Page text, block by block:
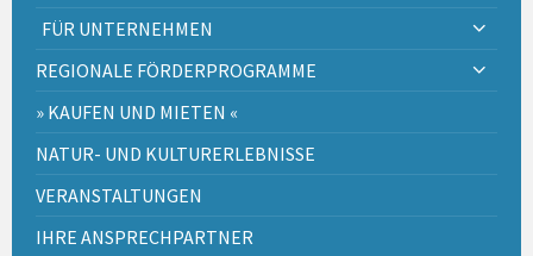
FÜR UNTERNEHMEN
REGIONALE FÖRDERPROGRAMME
» KAUFEN UND MIETEN «
NATUR- UND KULTURERLEBNISSE
VERANSTALTUNGEN
IHRE ANSPRECHPARTNER